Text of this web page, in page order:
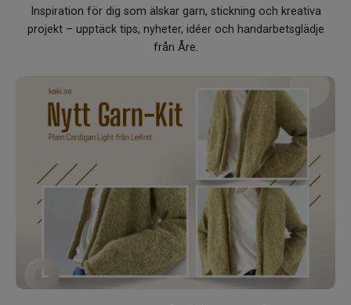
Inspiration för dig som älskar garn, stickning och kreativa
projekt – upptäck tips, nyheter, idéer och handarbetsglädje
från Åre.